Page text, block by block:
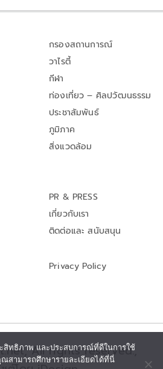
กรองสถานการณ์
วาไรตี้
กีฬา
ท่องเที่ยว – ศิลปวัฒนธรรม
ประชาสัมพันธ์
ภูมิภาค
สิ่งแวดล้อม
PR & PRESS
เกี่ยวกับเรา
ติดต่อและ สนับสนุน
Privacy Policy
All rights reserved.,
สิทธิภาพ และประสบการณ์ที่ดีในการใช้
สามารถศึกษารายละเอียดได้ที่นี่